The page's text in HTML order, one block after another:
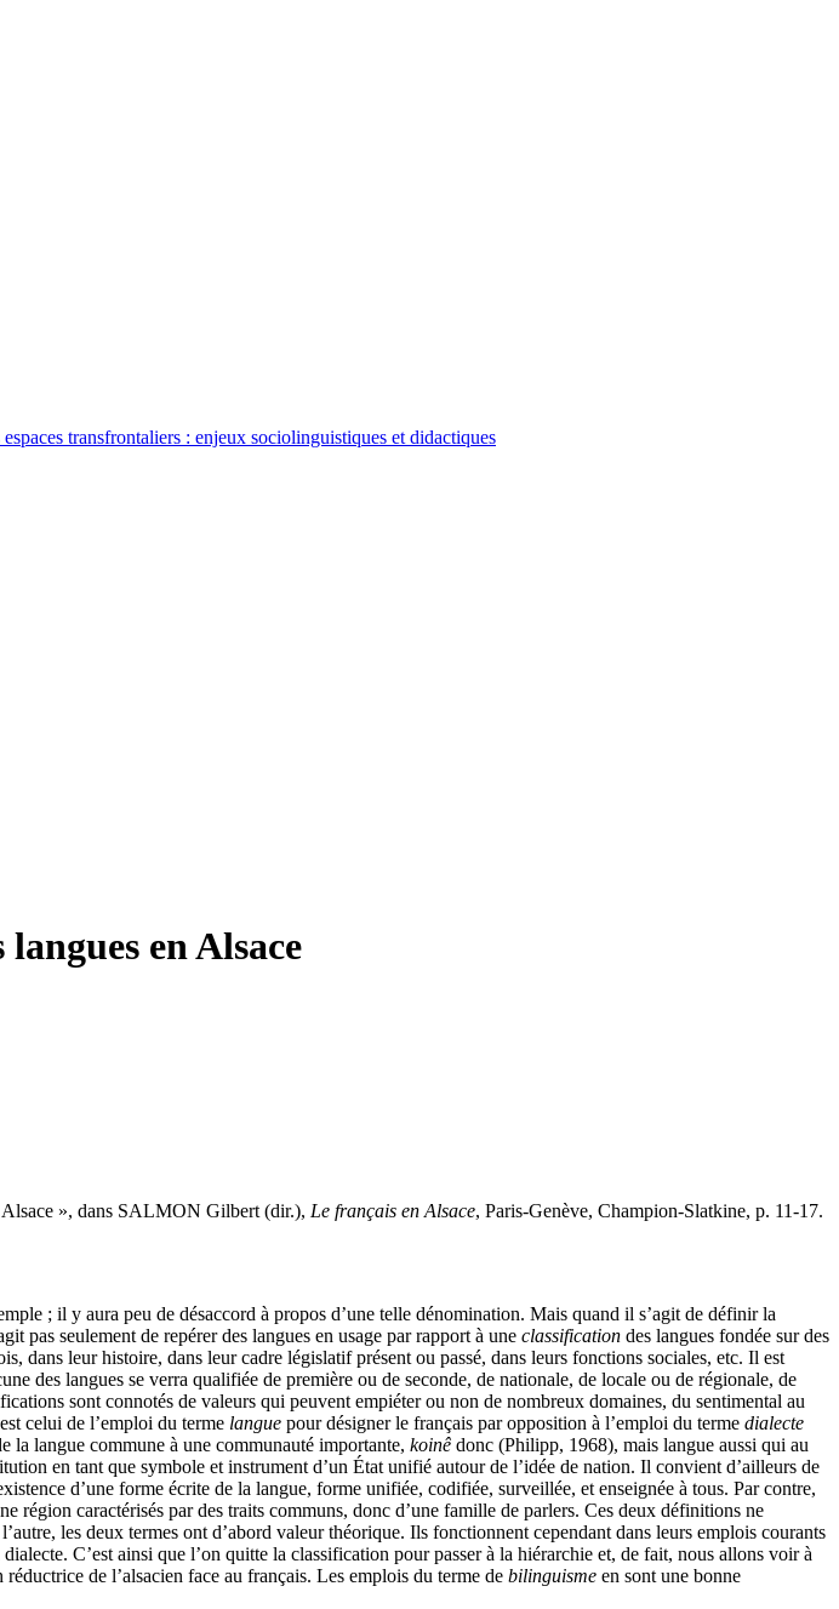
transfrontaliers : enjeux sociolinguistiques et didactiques
en Alsace
Alsace », dans SALMON Gilbert (dir.), Le français en Alsace, Paris-Genève, Champion-Slatkine, p. 11-17.
; il y aura peu de désaccord à propos d’une telle dénomination. Mais quand il s’agit de définir la
pas seulement de repérer des langues en usage par rapport à une classification des langues fondée sur des
dans leur histoire, dans leur cadre législatif présent ou passé, dans leurs fonctions sociales, etc. Il est
des langues se verra qualifiée de première ou de seconde, de nationale, de locale ou de régionale, de
sont connotés de valeurs qui peuvent empiéter ou non de nombreux domaines, du sentimental au
celui de l’emploi du terme langue pour désigner le français par opposition à l’emploi du terme dialecte
la langue commune à une communauté importante, koinê donc (Philipp, 1968), mais langue aussi qui au
en tant que symbole et instrument d’un État unifié autour de l’idée de nation. Il convient d’ailleurs de
d’une forme écrite de la langue, forme unifiée, codifiée, surveillée, et enseignée à tous. Par contre,
région caractérisés par des traits communs, donc d’une famille de parlers. Ces deux définitions ne
les deux termes ont d’abord valeur théorique. Ils fonctionnent cependant dans leurs emplois courants
dialecte. C’est ainsi que l’on quitte la classification pour passer à la hiérarchie et, de fait, nous allons voir à
de l’alsacien face au français. Les emplois du terme de bilinguisme en sont une bonne